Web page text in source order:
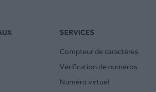
SERVICES
Compteur de caractères
Vérification de numéros
Numéro virtuel